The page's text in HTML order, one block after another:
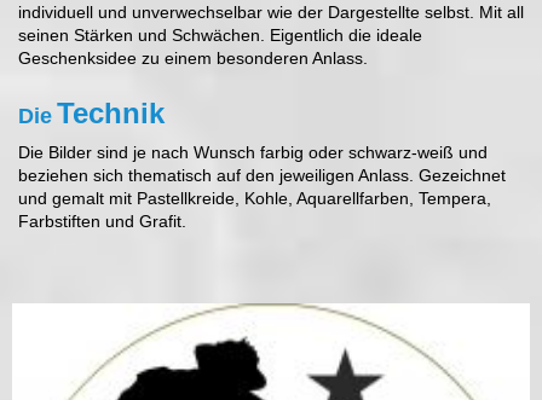
individuell und unverwechselbar wie der Dargestellte selbst. Mit all
seinen Stärken und Schwächen. Eigentlich die ideale
Geschenksidee zu einem besonderen Anlass.
Die Technik
Die Bilder sind je nach Wunsch farbig oder schwarz-weiß und
beziehen sich thematisch auf den jeweiligen Anlass. Gezeichnet
und gemalt mit Pastellkreide, Kohle, Aquarellfarben, Tempera,
Farbstiften und Grafit.